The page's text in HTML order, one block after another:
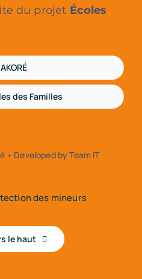
du projet Écoles
des Familles
• Developed by Team IT
des mineurs
le haut